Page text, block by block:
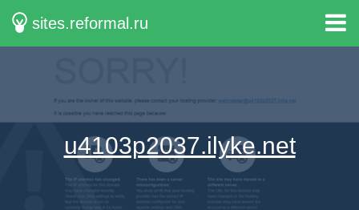
sites.reformal.ru
u4103p2037.ilyke.net